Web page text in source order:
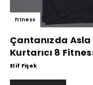
Fitness
Çantanızda
Kurtarıcı 8
Elif Fişek